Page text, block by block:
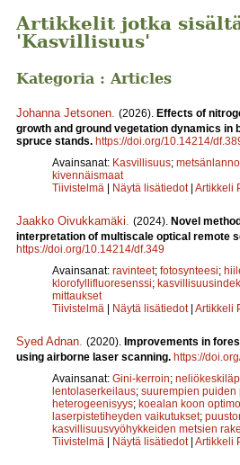
Artikkelit jotka
'Kasvillisuus'
Kategoria : Articles
Johanna Jetsonen (2026). Effects of
growth and ground vegetation dynamics in
spruce stands. https://doi.org/10.14214/
Avainsanat: Kasvillisuus;
kivennäismaat
Tiivistelmä | Näytä lisätiedot | Artikkeli
Jaakko Oivukkamäki (2024). Novel
interpretation of multiscale optical remote
https://doi.org/10.14214/df.349
Avainsanat: ravinteet; fotosynteesi;
klorofyllifluoresenssi;
mittaukset
Tiivistelmä | Näytä lisätiedot | Artikkeli
Syed Adnan (2020). Improvements in
using airborne laser scanning. https://
Avainsanat: Gini-kerroin;
lentolaserkeilaus; suurempien puiden
heterogeenisyys; koealan koon
laserpistetiheyden vaikutukset;
kasvillisuusvyöhykkeiden metsien
Tiivistelmä | Näytä lisätiedot | Artikkeli